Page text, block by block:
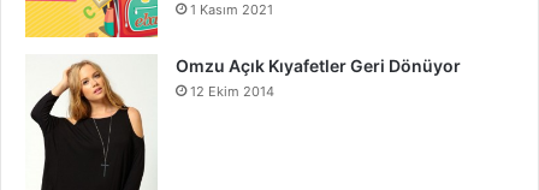
1 Kasım 2021
Omzu Açık Kıyafetler Geri Dönüyor
12 Ekim 2014